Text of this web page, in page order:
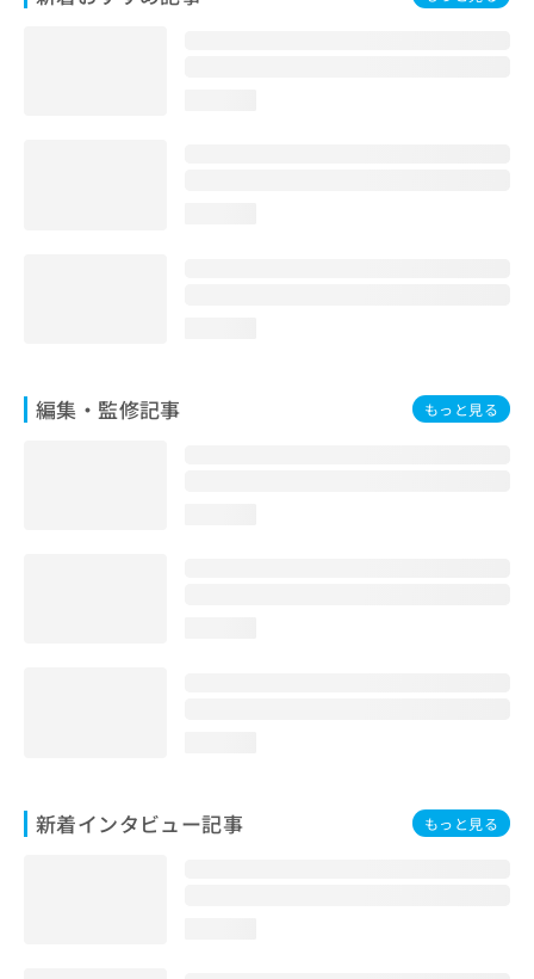
編集・監修記事 もっと見る
新着インタビュー記事 もっと見る